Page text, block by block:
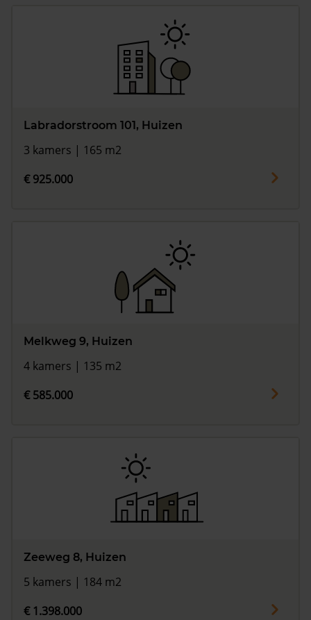
Labradorstroom 101, Huizen
3 kamers | 165 m2
€ 925.000
Melkweg 9, Huizen
4 kamers | 135 m2
€ 585.000
Zeeweg 8, Huizen
5 kamers | 184 m2
€ 1.398.000